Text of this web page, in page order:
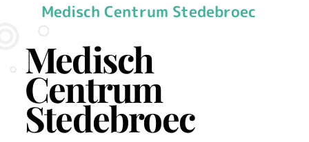
Medisch Centrum Stedebroec
Medisch
Centrum
Stedebroec